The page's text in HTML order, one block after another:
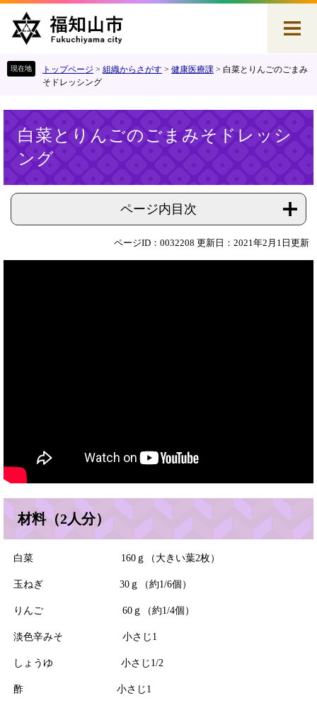
す
し
トップページ > 組織からさがす > 健康医療課 > 白菜とりんごのごまみ
そドレッシング
白菜とりんごのごまみそドレッシ
ング
ページ内目次
ページID：0032208 更新日：2021年2月1日更新
材料（2人分）
白菜 160ｇ（大きい葉2枚）
玉ねぎ 30ｇ（約1/6個）
りんご 60ｇ（約1/4個）
淡色辛みそ 小さじ1
しょうゆ 小さじ1/2
酢 小さじ1